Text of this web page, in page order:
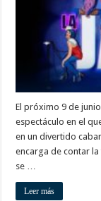
El próximo 9 de
espectáculo en el
en un divertido
encarga de contar
se …
Leer más